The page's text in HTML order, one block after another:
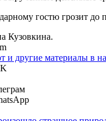
гостю грозит до
Кузовкина.
и другие материалы в